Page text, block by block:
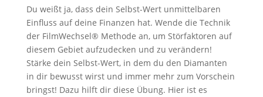
Du weißt ja, dass dein Selbst-Wert unmittelbaren
Einfluss auf deine Finanzen hat. Wende die Technik
der FilmWechsel® Methode an, um Störfaktoren auf
diesem Gebiet aufzudecken und zu verändern!
Stärke dein Selbst-Wert, in dem du den Diamanten
in dir bewusst wirst und immer mehr zum Vorschein
bringst! Dazu hilft dir diese Übung. Hier ist es